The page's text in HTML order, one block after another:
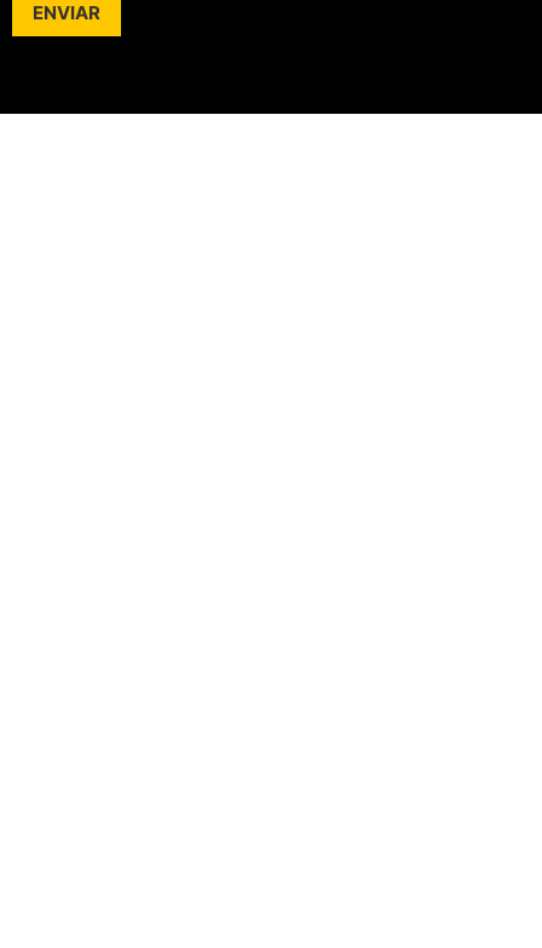
ENVIAR